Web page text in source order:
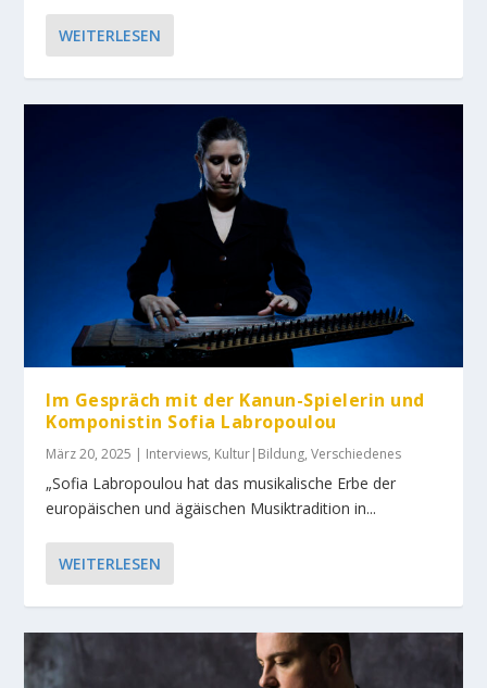
WEITERLESEN
Im Gespräch mit der Kanun-Spielerin und
Komponistin Sofia Labropoulou
März 20, 2025 | Interviews, Kultur|Bildung,Verschiedenes
„Sofia Labropoulou hat das musikalische Erbe der
europäischen und ägäischen Musiktradition in...
WEITERLESEN